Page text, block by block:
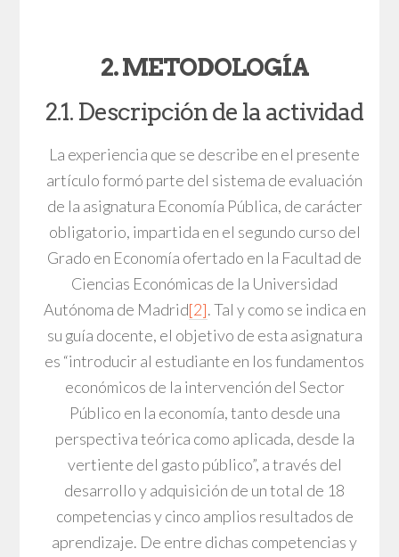
2. METODOLOGÍA
2.1. Descripción de la actividad
La experiencia que se describe en el presente
artículo formó parte del sistema de evaluación
de la asignatura Economía Pública, de carácter
obligatorio, impartida en el segundo curso del
Grado en Economía ofertado en la Facultad de
Ciencias Económicas de la Universidad
Autónoma de Madrid[2]. Tal y como se indica en
su guía docente, el objetivo de esta asignatura
es “introducir al estudiante en los fundamentos
económicos de la intervención del Sector
Público en la economía, tanto desde una
perspectiva teórica como aplicada, desde la
vertiente del gasto público”, a través del
desarrollo y adquisición de un total de 18
competencias y cinco amplios resultados de
aprendizaje. De entre dichas competencias y